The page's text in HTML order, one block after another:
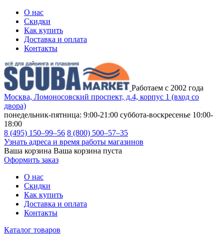
О нас
Скидки
Как купить
Доставка и оплата
Контакты
Работаем с 2002 года
Москва, Ломоносовский проспект, д.4, корпус 1 (вход со
двора)
понедельник-пятница: 9:00-21:00 суббота-воскресенье 10:00-
18:00
8 (495) 150–99–56 8 (800) 500–57–35
Узнать адреса и время работы магазинов
Ваша корзина Ваша корзина пуста
Оформить заказ
О нас
Скидки
Как купить
Доставка и оплата
Контакты
Каталог товаров